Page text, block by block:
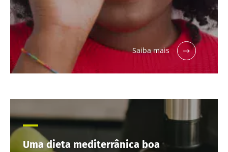
Saiba mais
Uma dieta mediterrânica boa